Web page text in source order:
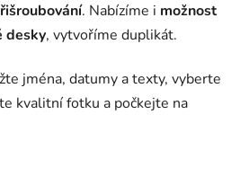
. Nabízíme i možnost
desky, vytvoříme duplikát.
jména, datumy a texty, vyberte
kvalitní fotku a počkejte na